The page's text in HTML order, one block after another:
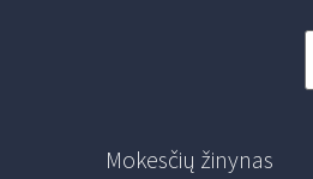
Mokesčių žinynas